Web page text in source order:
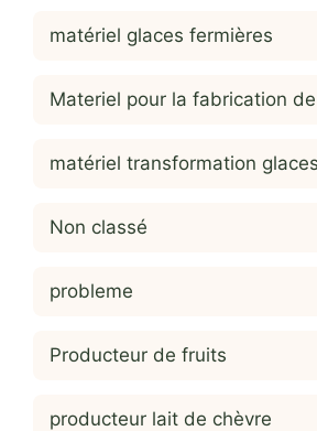
matériel glaces fermières
Materiel pour la fabrication
matériel transformation glaces
Non classé
probleme
Producteur de fruits
producteur lait de chèvre